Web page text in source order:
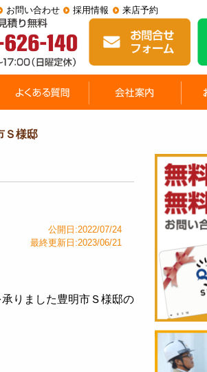
お問い合わせ 採用情報 来店予約
Ｓ様邸
公開日:2022/07/24
最終更新日:2023/06/21
りました豊明市Ｓ様邸の